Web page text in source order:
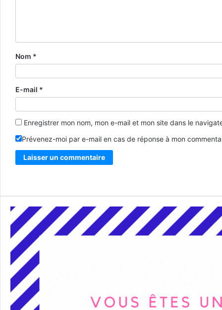
Nom *
E-mail *
Enregistrer mon nom, mon e-mail et mon site dans le
Prévenez-moi par e-mail en cas de réponse à mon